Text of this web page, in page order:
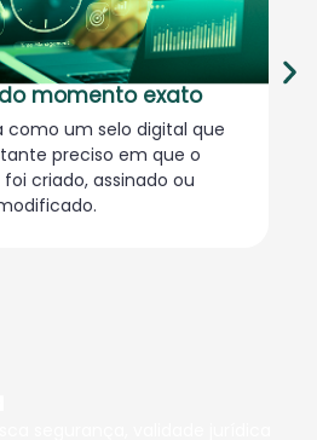
do momento exato
como um selo digital que
preciso em que o
criado, assinado ou